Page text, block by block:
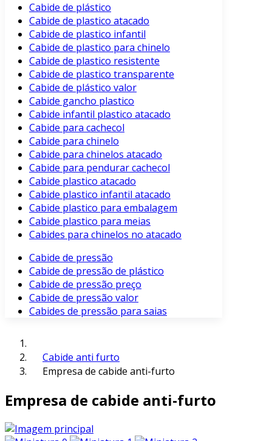
Cabide de plástico
Cabide de plastico atacado
Cabide de plastico infantil
Cabide de plastico para chinelo
Cabide de plastico resistente
Cabide de plastico transparente
Cabide de plástico valor
Cabide gancho plastico
Cabide infantil plastico atacado
Cabide para cachecol
Cabide para chinelo
Cabide para chinelos atacado
Cabide para pendurar cachecol
Cabide plastico atacado
Cabide plastico infantil atacado
Cabide plastico para embalagem
Cabide plastico para meias
Cabides para chinelos no atacado
Cabide de pressão
Cabide de pressão de plástico
Cabide de pressão preço
Cabide de pressão valor
Cabides de pressão para saias
Cabide anti furto
Empresa de cabide anti-furto
Empresa de cabide anti-furto